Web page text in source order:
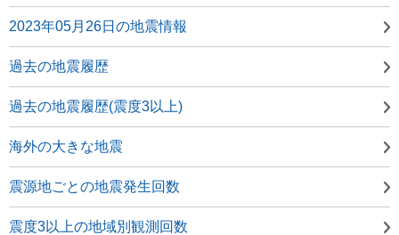
2023年05月26日の地震情報
過去の地震履歴
過去の地震履歴(震度3以上)
海外の大きな地震
震源地ごとの地震発生回数
震度3以上の地域別観測回数